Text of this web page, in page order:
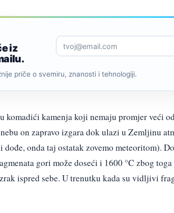
iz
priče o svemiru, znanosti i tehnologiji.
komadići kamenja koji nemaju promjer veći
on zapravo izgara dok ulazi u Zemljinu
dođe, onda taj ostatak zovemo meteoritom).
gori može doseći i 1600 °C zbog
ispred sebe. U trenutku kada su vidljivi